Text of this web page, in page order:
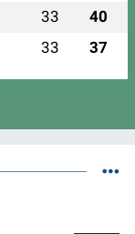
33 40
33 37